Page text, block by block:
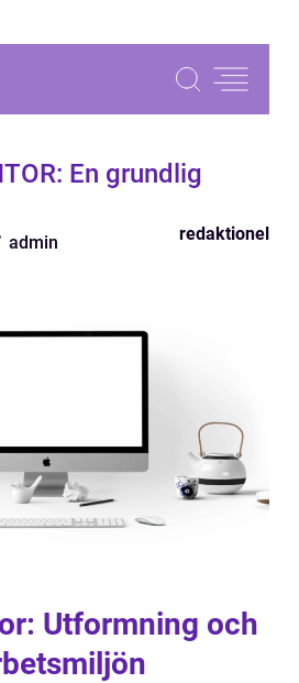
En grundlig
admin redaktionel
Utformning och